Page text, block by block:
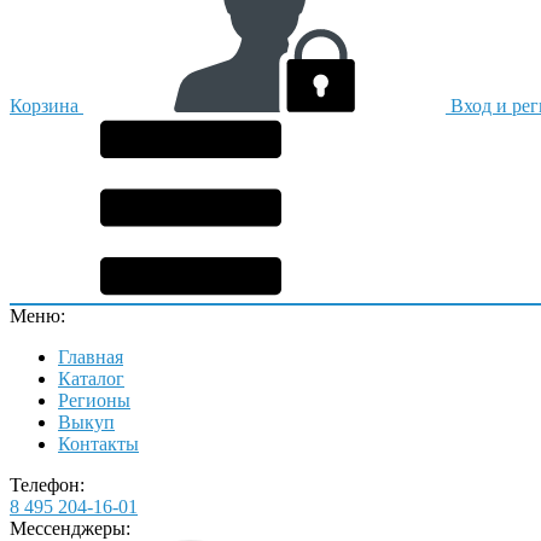
Корзина Вход и
Меню:
Главная
Каталог
Регионы
Выкуп
Контакты
Телефон:
8 495 204-16-01
Мессенджеры: